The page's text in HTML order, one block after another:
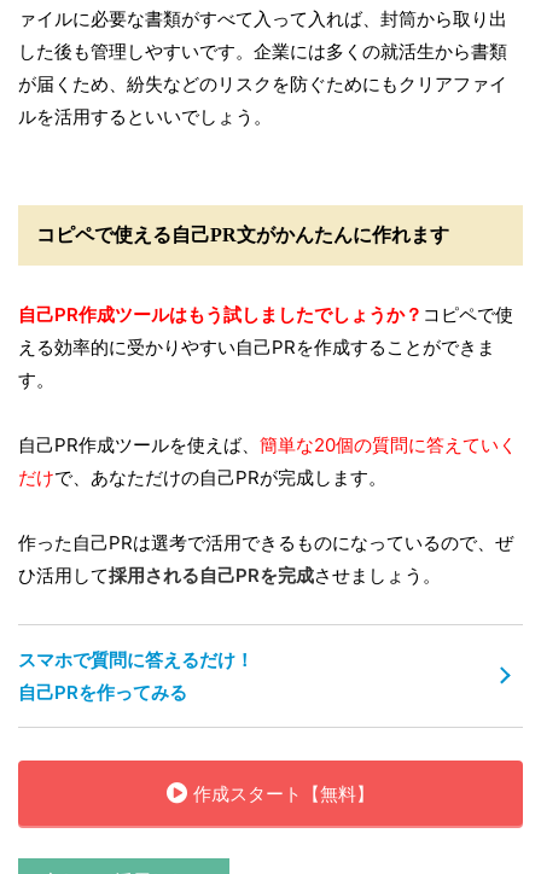
ァイルに必要な書類がすべて入って入れば、封筒から取り出
した後も管理しやすいです。企業には多くの就活生から書類
が届くため、紛失などのリスクを防ぐためにもクリアファイ
ルを活用するといいでしょう。
コピペで使える自己PR文がかんたんに作れます
自己PR作成ツールはもう試しましたでしょうか？ コピペで使
える効率的に受かりやすい自己PRを作成することができま
す。
自己PR作成ツールを使えば、 簡単な20個の質問に答えていく
だけで、あなただけの自己PRが完成します。
作った自己PRは選考で活用できるものになっているので、ぜ
ひ活用して採用される自己PRを完成させましょう。
スマホで質問に答えるだけ！
自己PRを作ってみる
作成スタート【無料】